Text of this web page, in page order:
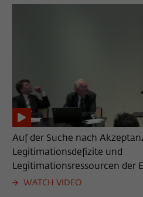
Auf der Suche nach
Legitimationsdefizite und
Legitimationsressourcen der
WATCH VIDEO